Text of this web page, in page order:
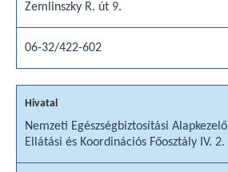
Zemlinszky R. út 9.
06-32/422-602
Nemzeti Egészségbiztosítási Alapkezelő
Ellátási és Koordinációs Főosztály IV. 2.